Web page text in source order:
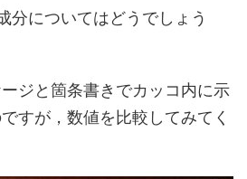
分についてはどうでしょう
ジと箇条書きでカッコ内に示
すが，数値を比較してみてく